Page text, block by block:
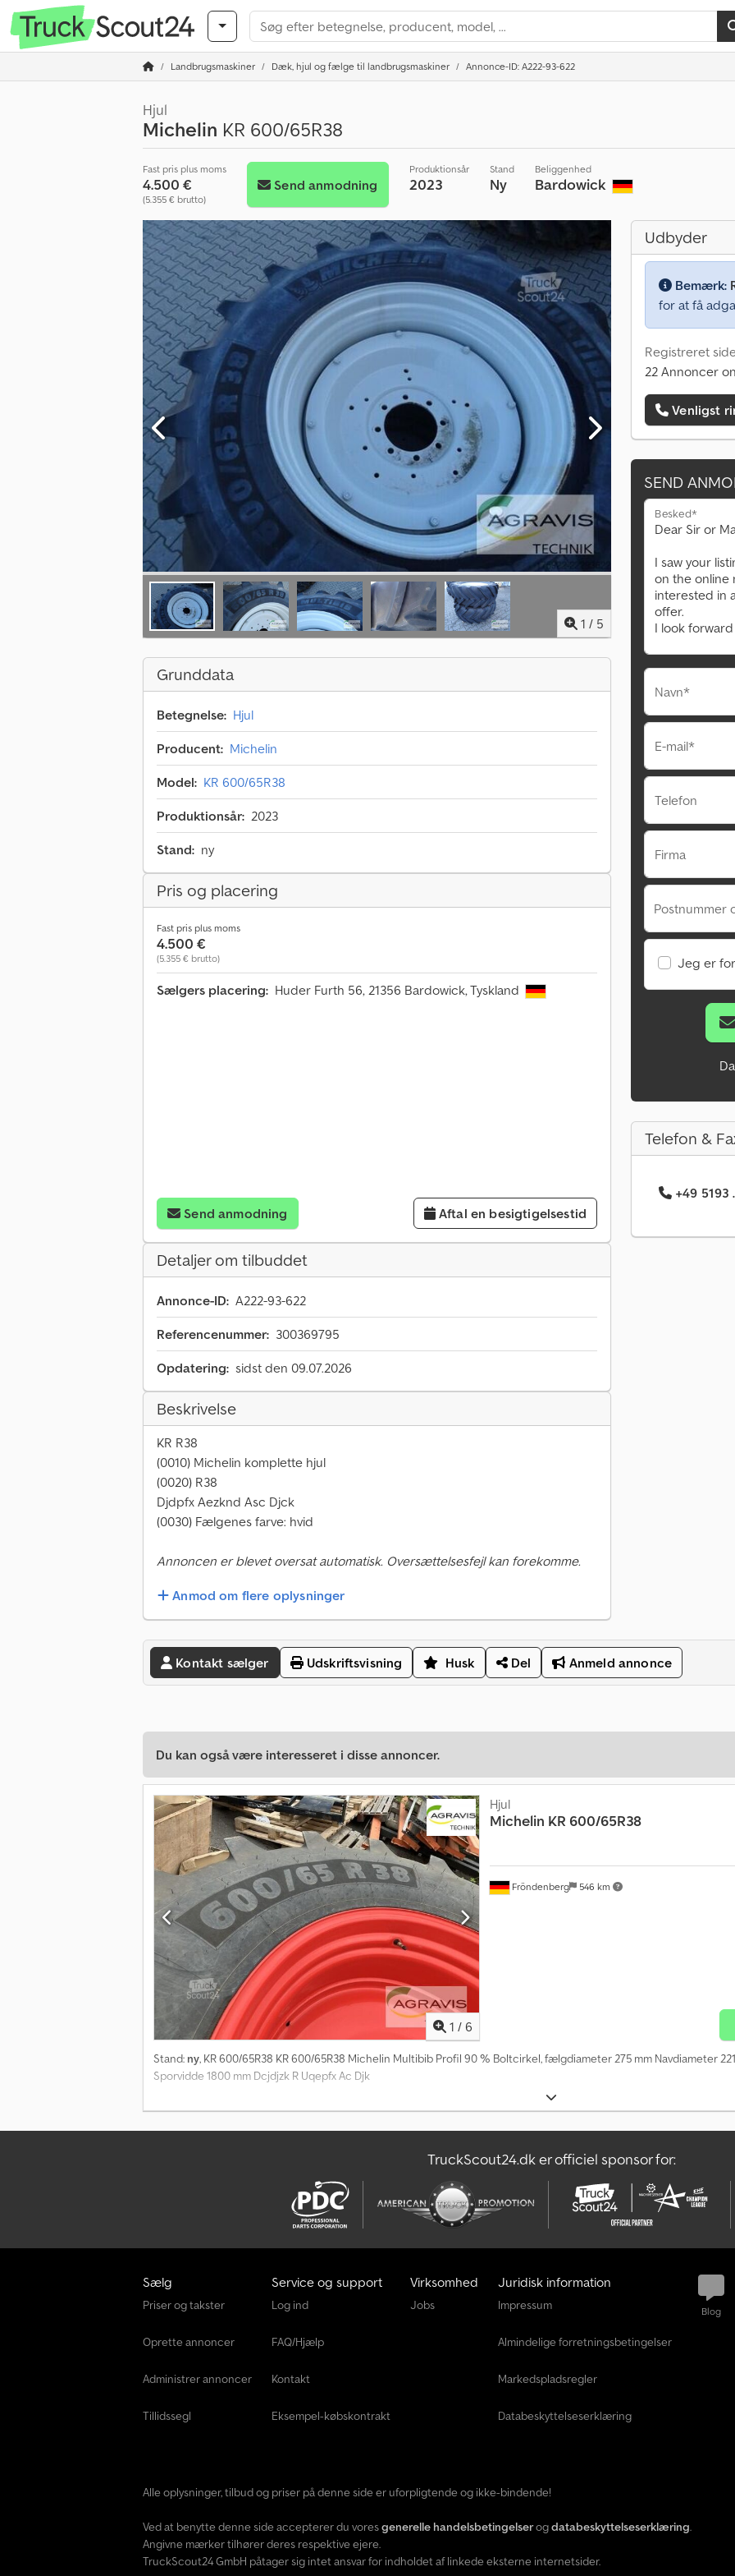
Landbrugsmaskiner Dæk, hjul og fælge til landbrugsmaskiner Annonce-ID: A222-93-622
Hjul
Michelin KR 600/65R38
Fast pris plus moms
4.500 €
(5.355 € brutto)
Send anmodning
Produktionsår
2023
Stand
Ny
Beliggenhed
Bardowick
1 / 5
Grunddata
Betegnelse: Hjul
Producent: Michelin
Model: KR 600/65R38
Produktionsår: 2023
Stand: ny
Pris og placering
Fast pris plus moms
4.500 €
(5.355 € brutto)
Sælgers placering: Huder Furth 56, 21356 Bardowick, Tyskland
Send anmodning Aftal en besigtigelsestid
Detaljer om tilbuddet
Annonce-ID: A222-93-622
Referencenummer: 300369795
Opdatering: sidst den 09.07.2026
Beskrivelse
KR R38
(0010) Michelin komplette hjul
(0020) R38
Djdpfx Aezknd Asc Djck
(0030) Fælgenes farve: hvid
Annoncen er blevet oversat automatisk. Oversættelsesfejl kan forekomme.
Anmod om flere oplysninger
Udbyder
Bemærk:
for at få
Registreret
22 Annoncer
Venligst
SEND
Besked*
Navn*
E-mail*
Telefon
Firma
Postnummer
Jeg er
Telefon &
+49 5193
Kontakt sælger Udskriftsvisning Husk Del Anmeld annonce
Du kan også være interesseret i disse annoncer.
1 / 6
Fröndenberg 546 km
Hjul
Michelin KR 600/65R38
Stand: ny, KR 600/65R38 KR 600/65R38 Michelin Multibib Profil 90 % Boltcirkel, fælgdiameter 275 mm Navdiameter
Sporvidde 1800 mm Dcjdjzk R Uqepfx Ac Djk
TruckScout24.dk er officiel sponsor for:
Sælg
Priser og takster
Oprette annoncer
Administrer annoncer
Tillidssegl
Service og support
Log ind
FAQ/Hjælp
Kontakt
Eksempel-købskontrakt
Virksomhed
Jobs
Juridisk information
Impressum
Almindelige forretningsbetingelser
Markedspladsregler
Databeskyttelseserklæring
Blog
Alle oplysninger, tilbud og priser på denne side er uforpligtende og ikke-bindende!
Ved at benytte denne side accepterer du voresgenerelle handelsbetingelserogdatabeskyttelseserklæring.
Angivne mærker tilhører deres respektive ejere.
TruckScout24 GmbH påtager sig intet ansvar for indholdet af linkede eksterne internetsider.